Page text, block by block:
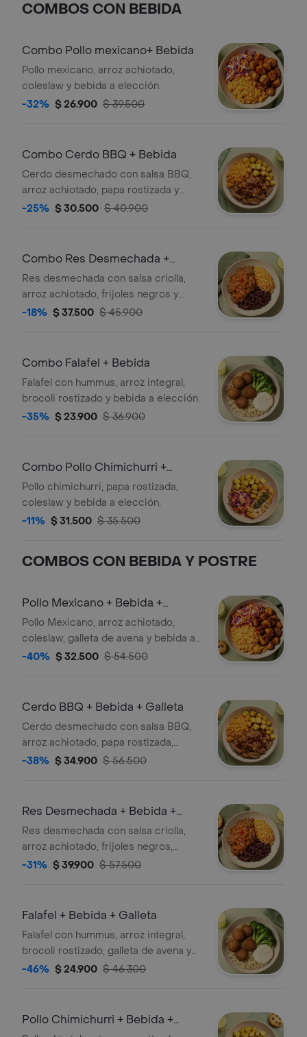
COMBOS CON BEBIDA
Combo Pollo mexicano+ Bebida
Pollo mexicano, arroz achiotado,
coleslaw y bebida a elección.
-32% $ 26.900 $ 39.500
Combo Cerdo BBQ + Bebida
Cerdo desmechado con salsa BBQ,
arroz achiotado, papa rostizada y
bebida a elección.
-25% $ 30.500 $ 40.900
Combo Res Desmechada +
Bebida
Res desmechada con salsa criolla,
arroz achiotado, frijoles negros y
bebida a elección.
-18% $ 37.500 $ 45.900
Combo Falafel + Bebida
Falafel con hummus, arroz integral,
brocoli rostizado y bebida a elección.
-35% $ 23.900 $ 36.900
Combo Pollo Chimichurri +
Bebida
Pollo chimichurri, papa rostizada,
coleslaw y bebida a elección.
-11% $ 31.500 $ 35.500
COMBOS CON BEBIDA Y POSTRE
Pollo Mexicano + Bebida +
Galleta
Pollo Mexicano, arroz achiotado,
coleslaw, galleta de avena y bebida a
elección.
-40% $ 32.500 $ 54.500
Cerdo BBQ + Bebida + Galleta
Cerdo desmechado con salsa BBQ,
arroz achiotado, papa rostizada,
galleta de avena y bebida a elección.
-38% $ 34.900 $ 56.500
Res Desmechada + Bebida +
Galleta
Res desmechada con salsa criolla,
arroz achiotado, frijoles negros,
galleta de avena y bebida a elección.
-31% $ 39.900 $ 57.500
Falafel + Bebida + Galleta
Falafel con hummus, arroz integral,
brocoli rostizado, galleta de avena y
bebida a elección.
-46% $ 24.900 $ 46.300
Pollo Chimichurri + Bebida +